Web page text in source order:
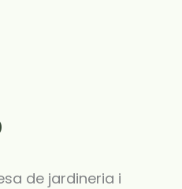
de jardineria i